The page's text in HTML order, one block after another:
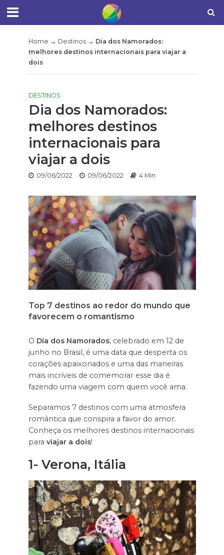
Home → Destinos→ Dia dos Namorados:
melhores destinos internacionais para viajar a
dois
DESTINOS
Dia dos Namorados:
melhores destinos
internacionais para
viajar a dois
09/06/2022 09/06/2022 4 Min
Top 7 destinos ao redor do mundo que
favorecem o romantismo
O Dia dos Namorados, celebrado em 12 de
junho no Brasil, é uma data que desperta os
corações apaixonados e uma das maneiras
mais incríveis de comemorar esse dia é
fazendo uma viagem com quem você ama.
Separamos 7 destinos com uma atmosfera
romântica que conspira a favor do amor.
Conheça os melhores destinos internacionais
para viajar a dois!
1- Verona, Itália